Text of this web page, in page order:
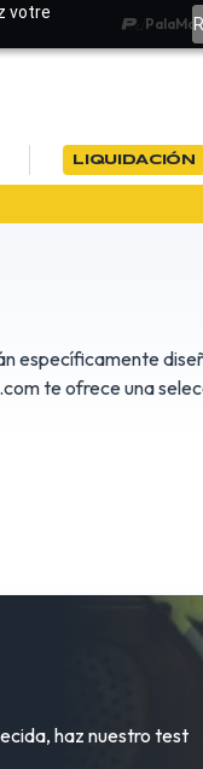
votre
LIQUIDACIÓN
específicamente
te ofrece una
haz nuestro test